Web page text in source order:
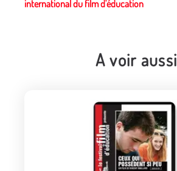
international du film d'éducation
A voir aussi